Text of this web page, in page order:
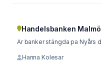
Handelsbanken
Ar banker stängda pa Nyårs
Hanna Kolesar